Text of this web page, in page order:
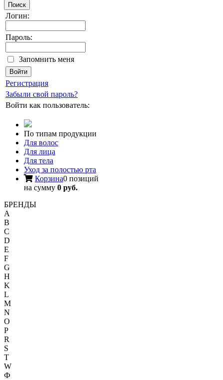
Поиск
Логин:
Пароль:
Запомнить меня
Регистрация
Забыли свой пароль?
Войти как пользователь:
По типам продукции
Для волос
Для лица
Для тела
Уход за полостью рта
Корзина0 позиций
на сумму 0 руб.
БРЕНДЫ
A
B
C
D
E
F
G
H
K
L
M
N
O
P
R
S
T
W
Ф